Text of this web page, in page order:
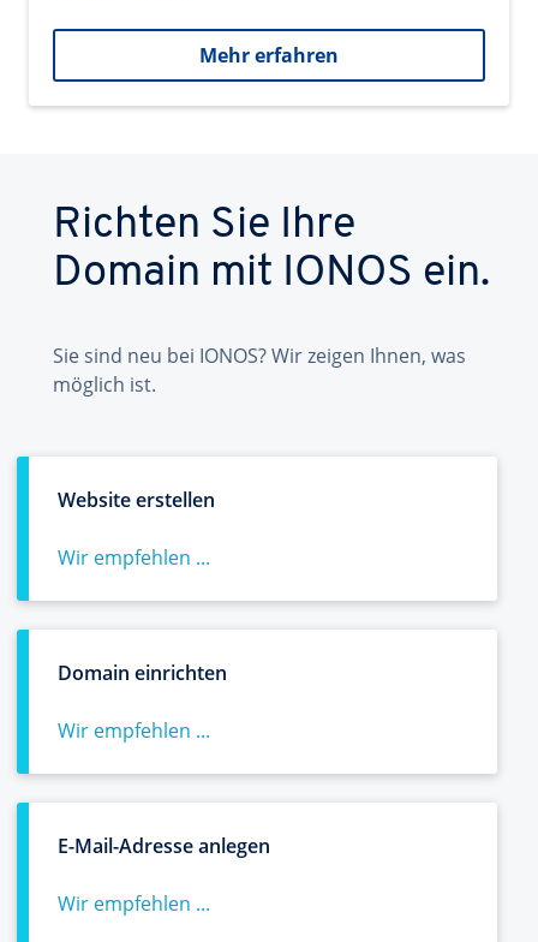
Mehr erfahren
Richten Sie Ihre
Domain mit IONOS ein.
Sie sind neu bei IONOS? Wir zeigen Ihnen, was
möglich ist.
Website erstellen
Wir empfehlen ...
Domain einrichten
Wir empfehlen ...
E-Mail-Adresse anlegen
Wir empfehlen ...